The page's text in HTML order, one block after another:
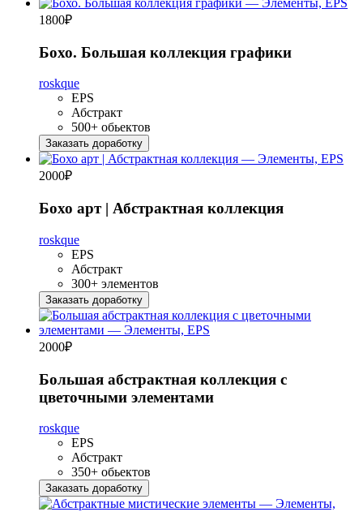
1800₽
Бохо. Большая коллекция графики
roskque
EPS
Абстракт
500+ обьектов
Заказать доработку
2000₽
Бохо арт | Абстрактная коллекция
roskque
EPS
Абстракт
300+ элементов
Заказать доработку
2000₽
Большая абстрактная коллекция с
цветочными элементами
roskque
EPS
Абстракт
350+ обьектов
Заказать доработку